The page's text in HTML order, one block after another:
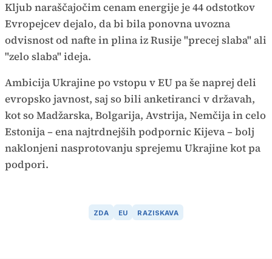
Kljub naraščajočim cenam energije je 44 odstotkov
Evropejcev dejalo, da bi bila ponovna uvozna
odvisnost od nafte in plina iz Rusije "precej slaba" ali
"zelo slaba" ideja.
Ambicija Ukrajine po vstopu v EU pa še naprej deli
evropsko javnost, saj so bili anketiranci v državah,
kot so Madžarska, Bolgarija, Avstrija, Nemčija in celo
Estonija – ena najtrdnejših podpornic Kijeva – bolj
naklonjeni nasprotovanju sprejemu Ukrajine kot pa
podpori.
ZDA EU RAZISKAVA